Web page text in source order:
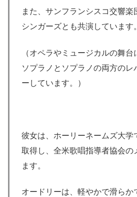
また、サンフランシスコ交響楽
シンガーズとも共演しています。
（オペラやミュージカルの舞台
ソプラノとソプラノの両方のレ
ーしています。）
彼女は、ホーリーネームズ大学
取得し、全米歌唱指導者協会の
ます。
オードリーは、軽やかで滑らか